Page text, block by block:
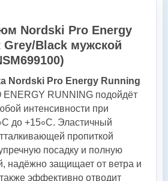
Nordski Pro Energy
Black мужской
)
Nordski Pro Energy Running
ENERGY RUNNING подойдёт
интенсивности при
до +15∘C. Эластичный
пропиткой
посадку и полную
надёжно защищает от ветра и
эффективно отводит